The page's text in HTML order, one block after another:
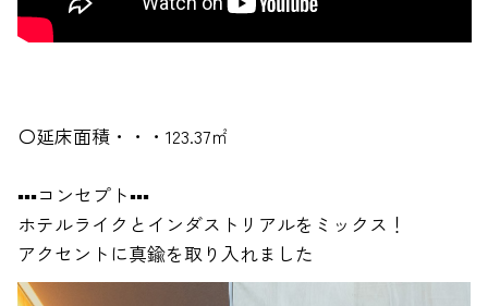
〇延床面積・・・123.37㎡
▪▪▪コンセプト▪▪▪
ホテルライクとインダストリアルをミックス！
アクセントに真鍮を取り入れました